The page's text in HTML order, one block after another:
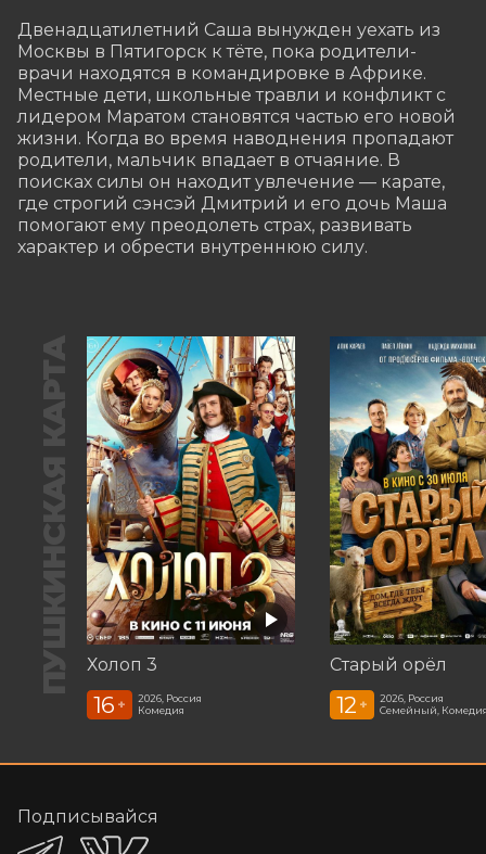
Двенадцатилетний Саша вынужден уехать из
Москвы в Пятигорск к тёте, пока родители-
врачи находятся в командировке в Африке.
Местные дети, школьные травли и конфликт с
лидером Маратом становятся частью его новой
жизни. Когда во время наводнения пропадают
родители, мальчик впадает в отчаяние. В
поисках силы он находит увлечение — карате,
где строгий сэнсэй Дмитрий и его дочь Маша
помогают ему преодолеть страх, развивать
характер и обрести внутреннюю силу.
ПУШКИНСКАЯ КАРТА Холоп 3
16 +
2026, Россия
Комедия
Старый орёл
12 +
2026, Россия
Семейный,
Подписывайся